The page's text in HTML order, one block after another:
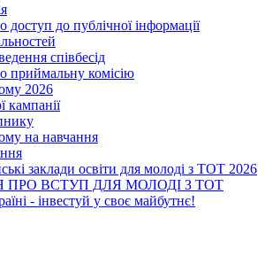
до публічної інформації
співбесід
приймальну комісію
2026
кампанії
на навчання
заклади освіти для молоді з ТОТ 2026
ПРО ВСТУП ДЛЯ МОЛОДІ З ТОТ
- інвестуй у своє майбутнє!